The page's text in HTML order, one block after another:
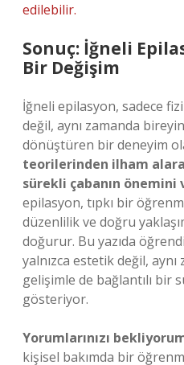
edilebilir.
Sonuç: İğneli
Bir Değişim
İğneli epilasyon, sadece
değil, aynı zamanda
dönüştüren bir deneyim
teorilerinden ilham
sürekli çabanın önemini
epilasyon, tıpkı bir
düzenlilik ve doğru
doğurur. Bu yazıda
yalnızca estetik değil,
gelişimle de bağlantılı bir
gösteriyor.
Yorumlarınızı
kişisel bakımda bir